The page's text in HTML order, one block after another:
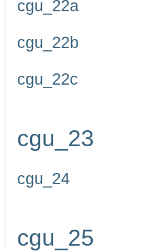
cgu_22a
cgu_22b
cgu_22c
cgu_23
cgu_24
cgu_25